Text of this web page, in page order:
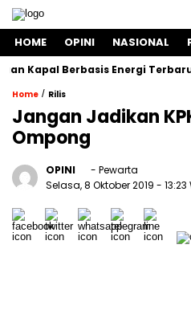
HOME OPINI NASIONAL
Kapal Berbasis Energi
Home / Rilis
Jangan Jadikan
Ompong
OPINI
- Pewarta
Selasa, 8 Oktober 2019 - 13:23